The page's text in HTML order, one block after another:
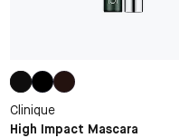
Clinique
High Impact Mascara